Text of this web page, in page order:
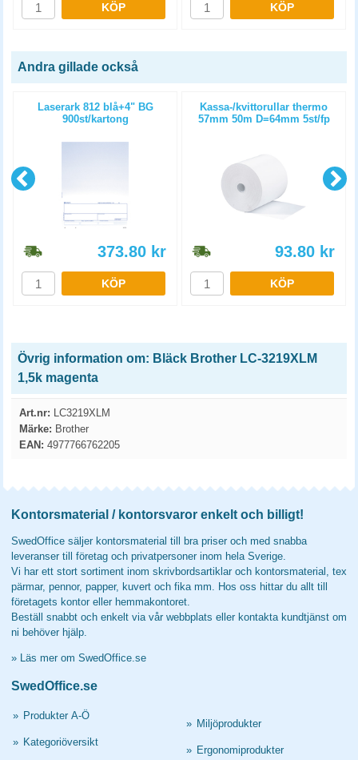
KÖP KÖP
Andra gillade också
Laserark 812 blå+4" BG
900st/kartong
373.80 kr
KÖP
Kassa-/kvittorullar thermo
57mm 50m D=64mm 5st/fp
93.80 kr
KÖP
Övrig information om: Bläck Brother LC-3219XLM
1,5k magenta
Art.nr: LC3219XLM
Märke: Brother
EAN: 4977766762205
Kontorsmaterial / kontorsvaror enkelt och billigt!
SwedOffice säljer kontorsmaterial till bra priser och med snabba
leveranser till företag och privatpersoner inom hela Sverige.
Vi har ett stort sortiment inom skrivbordsartiklar och kontorsmaterial, tex
pärmar, pennor, papper, kuvert och fika mm. Hos oss hittar du allt till
företagets kontor eller hemmakontoret.
Beställ snabbt och enkelt via vår webbplats eller kontakta kundtjänst om
ni behöver hjälp.
» Läs mer om SwedOffice.se
SwedOffice.se
» Produkter A-Ö
» Kategoriöversikt
» Miljöprodukter
» Ergonomiprodukter